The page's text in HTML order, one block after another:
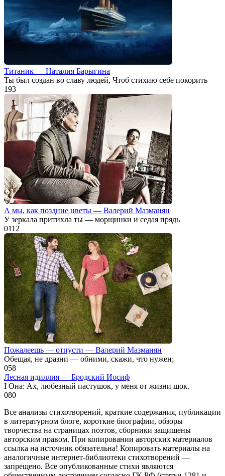
Титаник — Наталия Барыгина
Ты был создан во славу людей, Чтоб стихию себе покорить
193
А мы, как поздние цветы — Валерий Мазманян
У зеркала притихла ты — морщинки и седая прядь
0112
Пожалеешь — отпусти — Валерий Мазманян
Обещая, не дразни — обними, скажи, что нужен;
058
Лесная идиллия — Бродский Иосиф
I Она: Ах, любезный пастушок, у меня от жизни шок.
080
Все анализы стихотворений, краткие содержания, публикации
в литературном блоге, короткие биографии, обзоры
творчества на страницах поэтов, сборники защищены
авторским правом. При копировании авторских материалов
ссылка на источник обязательна! Копировать материалы на
аналогичные интернет-библиотеки стихотворений —
запрещено. Все опубликованные стихи являются